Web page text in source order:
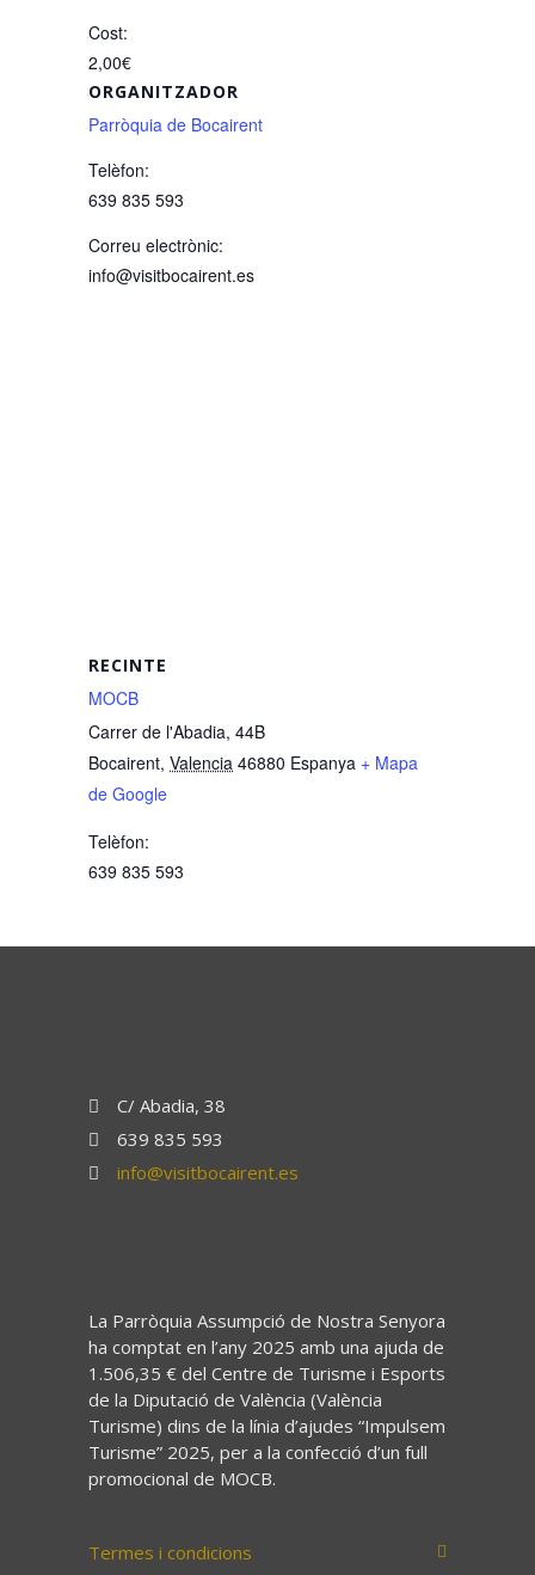
Cost:
2,00€
ORGANITZADOR
Parròquia de Bocairent
Telèfon:
639 835 593
Correu electrònic:
info@visitbocairent.es
RECINTE
MOCB
Carrer de l'Abadia, 44B
Bocairent, Valencia 46880 Espanya + Mapa
de Google
Telèfon:
639 835 593
C/ Abadia, 38
639 835 593
info@visitbocairent.es
La Parròquia Assumpció de Nostra Senyora
ha comptat en l’any 2025 amb una ajuda de
1.506,35 € del Centre de Turisme i Esports
de la Diputació de València (València
Turisme) dins de la línia d’ajudes “Impulsem
Turisme” 2025, per a la confecció d’un full
promocional de MOCB.
Termes i condicions